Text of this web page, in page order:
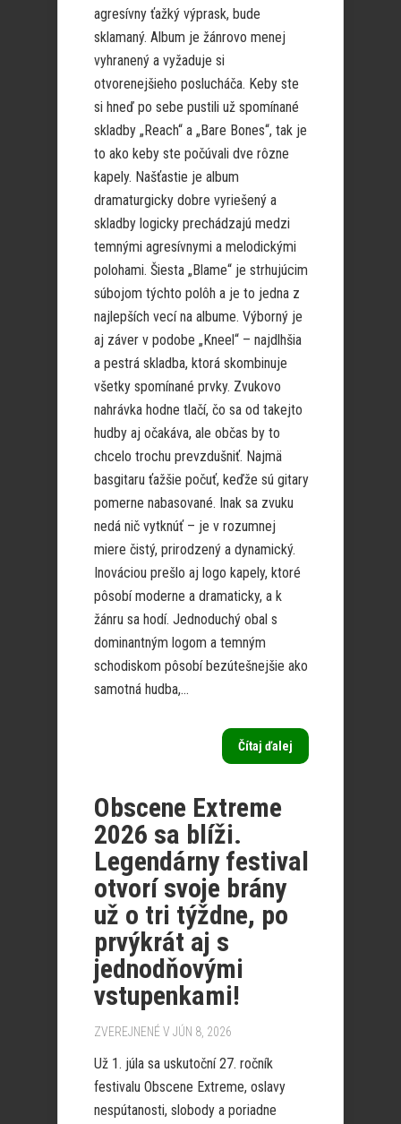
agresívny ťažký výprask, bude
sklamaný. Album je žánrovo menej
vyhranený a vyžaduje si
otvorenejšieho poslucháča. Keby ste
si hneď po sebe pustili už spomínané
skladby „Reach“ a „Bare Bones“, tak je
to ako keby ste počúvali dve rôzne
kapely. Našťastie je album
dramaturgicky dobre vyriešený a
skladby logicky prechádzajú medzi
temnými agresívnymi a melodickými
polohami. Šiesta „Blame“ je strhujúcim
súbojom týchto polôh a je to jedna z
najlepších vecí na albume. Výborný je
aj záver v podobe „Kneel“ – najdlhšia
a pestrá skladba, ktorá skombinuje
všetky spomínané prvky. Zvukovo
nahrávka hodne tlačí, čo sa od takejto
hudby aj očakáva, ale občas by to
chcelo trochu prevzdušniť. Najmä
basgitaru ťažšie počuť, keďže sú gitary
pomerne nabasované. Inak sa zvuku
nedá nič vytknúť – je v rozumnej
miere čistý, prirodzený a dynamický.
Inováciou prešlo aj logo kapely, ktoré
pôsobí moderne a dramaticky, a k
žánru sa hodí. Jednoduchý obal s
dominantným logom a temným
schodiskom pôsobí bezútešnejšie ako
samotná hudba,...
Čítaj ďalej
Obscene Extreme
2026 sa blíži.
Legendárny festival
otvorí svoje brány
už o tri týždne, po
prvýkrát aj s
jednodňovými
vstupenkami!
ZVEREJNENÉ V JÚN 8, 2026
Už 1. júla sa uskutoční 27. ročník
festivalu Obscene Extreme, oslavy
nespútanosti, slobody a poriadne